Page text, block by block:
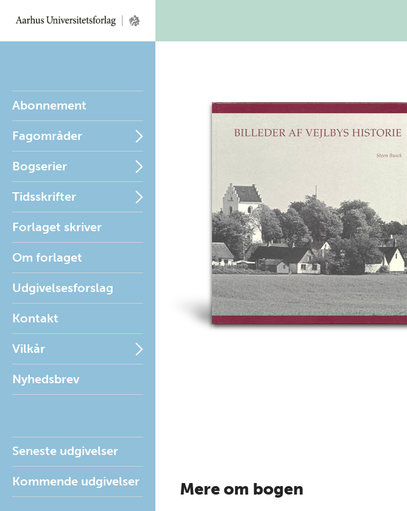
Abonnement
Fagområder
Bogserier
Tidsskrifter
Forlaget skriver
Om forlaget
Udgivelsesforslag
Kontakt
Vilkår
Nyhedsbrev
Seneste udgivelser
Kommende udgivelser Mere om bogen